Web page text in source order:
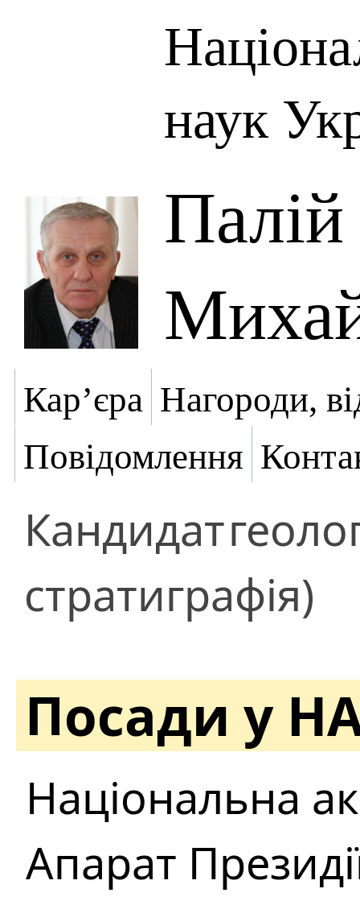
наук
Кар’єра Нагороди,
Повідомлення
Кандидат
стратиграфія)
Посади у
Національна
Апарат